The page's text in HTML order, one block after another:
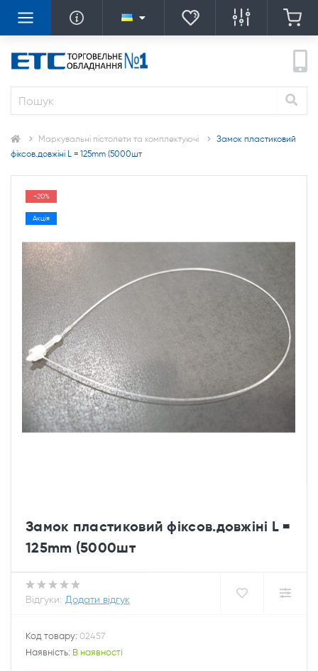
Маркувальні пістолети та комплектуючі
Замок пластиковий
фіксов.довжіні L = 125mm (5000шт
-20%
Акція
Замок пластиковий фіксов.довжіні L =
125mm (5000шт
Відгуки: Додати відгук
Код товару: 02457
Наявність: В наявності